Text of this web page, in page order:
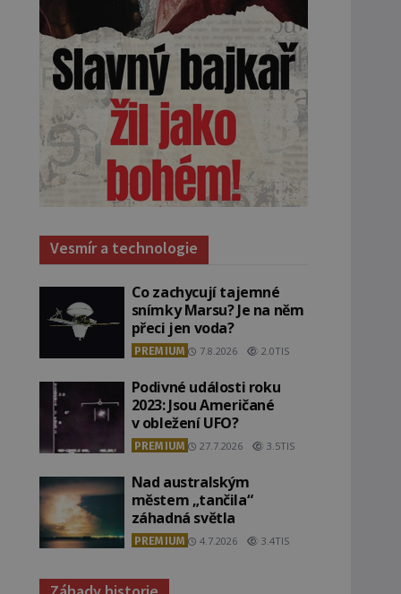
Vesmír a technologie
Co zachycují tajemné
snímky Marsu? Je na něm
přeci jen voda?
PREMIUM 7.8.2026 2.0TIS
Podivné události roku
2023: Jsou Američané
v obležení UFO?
PREMIUM 27.7.2026 3.5TIS
Nad australským
městem „tančila“
záhadná světla
PREMIUM 4.7.2026 3.4TIS